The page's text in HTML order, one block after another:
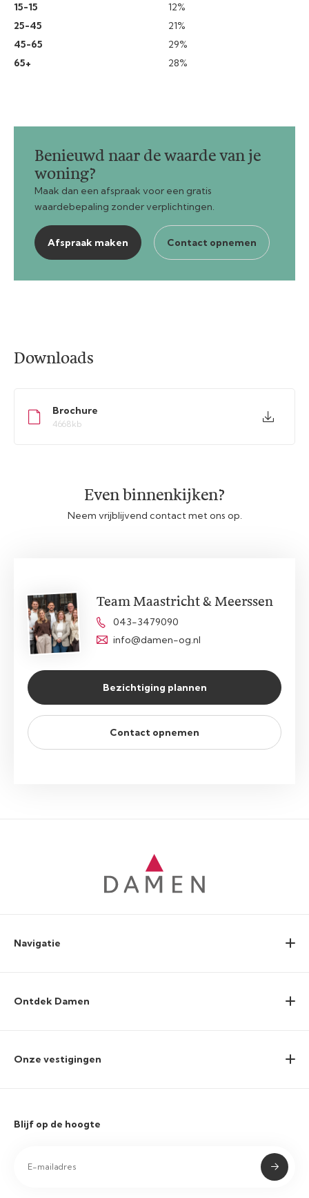
15-15
12%
25-45
21%
45-65
29%
65+
28%
Benieuwd naar de waarde van je
woning?
Maak dan een afspraak voor een gratis
waardebepaling zonder verplichtingen.
Afspraak maken Contact opnemen
Downloads
Brochure
4668kb
Even binnenkijken?
Neem vrijblijvend contact met ons op.
Team Maastricht & Meerssen
043-3479090
info@damen-og.nl
Bezichtiging plannen
Contact opnemen
Navigatie
Ontdek Damen
Onze vestigingen
Blijf op de hoogte